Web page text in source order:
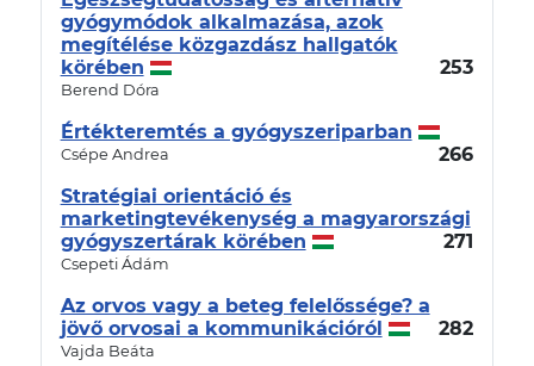
gyógymódok alkalmazása, azok
megítélése közgazdász hallgatók
körében
253
Berend Dóra
Értékteremtés a gyógyszeriparban
266
Csépe Andrea
Stratégiai orientáció és
marketingtevékenység a magyarországi
gyógyszertárak körében
271
Csepeti Ádám
Az orvos vagy a beteg felelőssége? a
jövő orvosai a kommunikációról
282
Vajda Beáta